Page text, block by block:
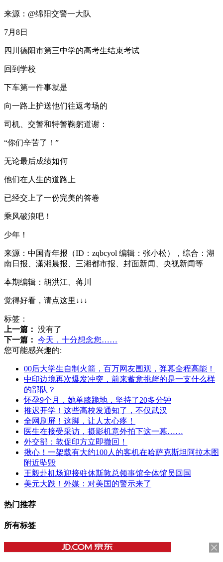
来源：@绵阳交警一大队
7月8日
四川德阳市第三中学的高考生结束考试
回到学校
下车第一件事就是
向一路上护送他们往返考场的
司机、交警和特警鞠躬道谢：
“你们辛苦了！”
无论最后成绩如何
他们在人生的道路上
已经交上了一份完美的答卷
乘风破浪吧！
少年！
来源：中国青年报（ID：zqbcyol 编辑：张小松），综合：湖
南日报、潇湘晨报、三湘都市报、封面新闻、央视新闻等
本期编辑：胡洪江、蒋川
觉得好看，请点这里↓↓↓
标签：
上一篇： 没有了
下一篇： 今天，十分想念您……
您可能感兴趣的:
00后大学生自制火箭，百万网友围观，弹幕全程高能！
中印边境再次爆发冲突，前来蓄意挑衅的是一支什么样
的部队？
怀孕9个月，她单膝跪地，坚持了20多分钟
推迟开学！这些高校发通知了，不仅武汉
全网刷屏！这脚，让人太心疼！
医生在接受采访，摄影机意外拍下这一幕……
外交部：敦促印方立即撤回！
揪心！一架载有大约100人的客机在哈萨克斯坦阿拉木图
附近坠毁
王毅赴机场迎接驻休斯敦总领事馆全体馆员回国
美元大跌！外媒：对美国的警示来了
热门推荐
所有标签